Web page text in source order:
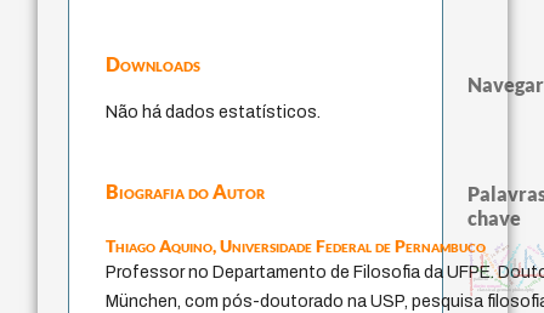
Downloads
Não há dados estatísticos.
Biografia do Autor
Thiago Aquino,Universidade Federal de Pernambuco
Professor no Departamento de Filosofia da UFPE.
München, com pós-doutorado na USP, pesquisa
Navegar
chave
fundamentalismo
jacobi
protágoras
experiência temporal
metafísica do tempo género
idade intolerância
classical german philosophy
homem-medida
j.c.m. neto
palavra
leyes violencia
logos
direito romano
lei
acquaintance
desejo
papel da lei
sacrifício
bataille
mind